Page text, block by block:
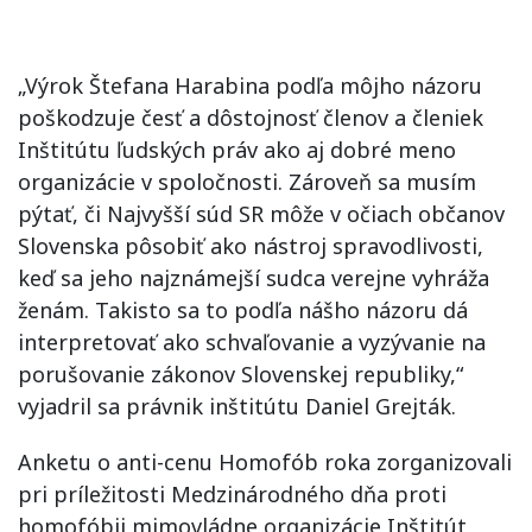
„Výrok Štefana Harabina podľa môjho názoru
poškodzuje česť a dôstojnosť členov a členiek
Inštitútu ľudských práv ako aj dobré meno
organizácie v spoločnosti. Zároveň sa musím
pýtať, či Najvyšší súd SR môže v očiach občanov
Slovenska pôsobiť ako nástroj spravodlivosti,
keď sa jeho najznámejší sudca verejne vyhráža
ženám. Takisto sa to podľa nášho názoru dá
interpretovať ako schvaľovanie a vyzývanie na
porušovanie zákonov Slovenskej republiky,“
vyjadril sa právnik inštitútu Daniel Grejták.
Anketu o anti-cenu Homofób roka zorganizovali
pri príležitosti Medzinárodného dňa proti
homofóbii mimovládne organizácie Inštitút